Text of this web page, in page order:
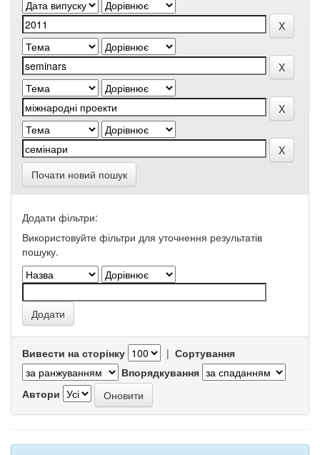
Почати новий пошук
Додати фільтри:
Використовуйте фільтри для уточнення результатів
пошуку.
Вивести на сторінку | Сортування
Впорядкування
Автори